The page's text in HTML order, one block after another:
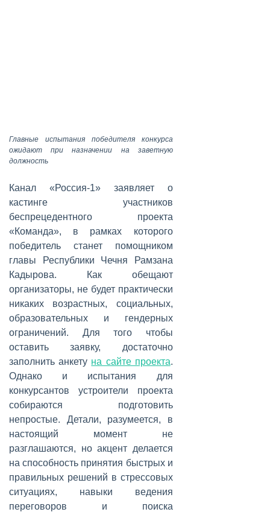
Главные испытания победителя конкурса
ожидают при назначении на заветную
должность
Канал «Россия-1» заявляет о
кастинге участников
беспрецедентного проекта
«Команда», в рамках которого
победитель станет помощником
главы Республики Чечня Рамзана
Кадырова. Как обещают
организаторы, не будет практически
никаких возрастных, социальных,
образовательных и гендерных
ограничений. Для того чтобы
оставить заявку, достаточно
заполнить анкету на сайте проекта.
Однако и испытания для
конкурсантов устроители проекта
собираются подготовить
непростые. Детали, разумеется, в
настоящий момент не
разглашаются, но акцент делается
на способность принятия быстрых и
правильных решений в стрессовых
ситуациях, навыки ведения
переговоров и поиска